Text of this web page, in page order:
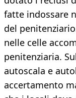
fatte indossare
del
nelle celle
penitenziaria.
autoscala e
accertamento